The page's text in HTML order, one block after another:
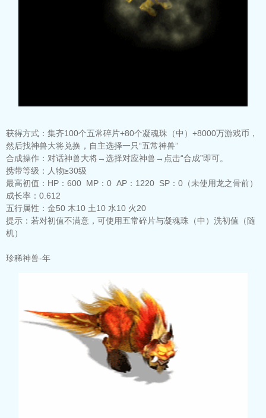
获得方式： 集齐100个五常碎片+80个凝魂珠（中）+8000万游戏币，
然后找神兽大将兑换，自主选择一只“五常神兽”
合成操作： 对话神兽大将→选择对应神兽→点击“合成”即可。
携带等级： 人物≥30级
最高初值： HP：600 MP：0 AP：1220 SP：0（未使用龙之骨前）
成长率： 0.612
五行属性： 金50 木10 土10 水10 火20
提示： 若对初值不满意，可使用五常碎片与凝魂珠（中）洗初值（随
机）
珍稀神兽-年